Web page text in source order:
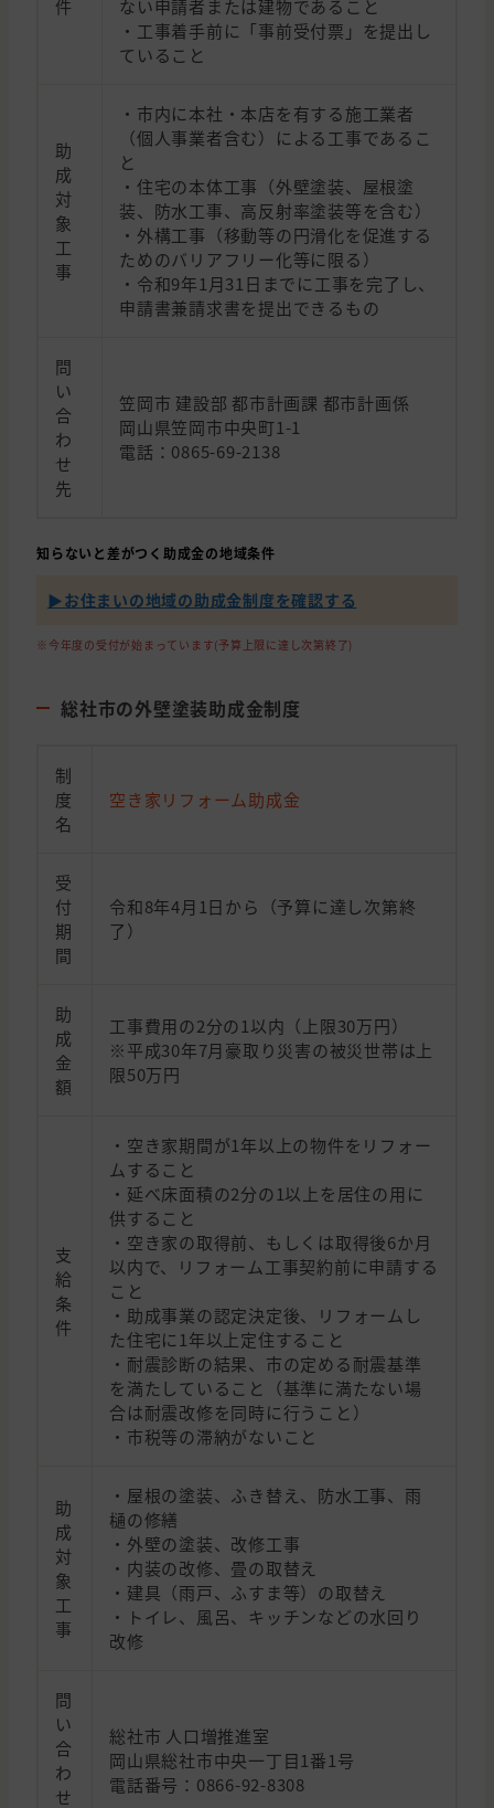
件
ない申請者または建物であること
・工事着手前に「事前受付票」を提出し
ていること
助
成
対
象
工
事
・市内に本社・本店を有する施工業者
（個人事業者含む）による工事であるこ
と
・住宅の本体工事（外壁塗装、屋根塗
装、防水工事、高反射率塗装等を含む）
・外構工事（移動等の円滑化を促進する
ためのバリアフリー化等に限る）
・令和9年1月31日までに工事を完了し、
申請書兼請求書を提出できるもの
問
い
合
わ
せ
先
笠岡市 建設部 都市計画課 都市計画係
岡山県笠岡市中央町1-1
電話：0865-69-2138
知らないと差がつく助成金の地域条件
▶︎お住まいの地域の助成金制度を確認する
※今年度の受付が始まっています(予算上限に達し次第終了)
総社市の外壁塗装助成金制度
制
度
名
空き家リフォーム助成金
受
付
期
間
令和8年4月1日から（予算に達し次第終
了）
助
成
金
額
工事費用の2分の1以内（上限30万円）
※平成30年7月豪取り災害の被災世帯は上
限50万円
支
給
条
件
・空き家期間が1年以上の物件をリフォー
ムすること
・延べ床面積の2分の1以上を居住の用に
供すること
・空き家の取得前、もしくは取得後6か月
以内で、リフォーム工事契約前に申請する
こと
・助成事業の認定決定後、リフォームし
た住宅に1年以上定住すること
・耐震診断の結果、市の定める耐震基準
を満たしていること（基準に満たない場
合は耐震改修を同時に行うこと）
・市税等の滞納がないこと
助
成
対
象
工
事
・屋根の塗装、ふき替え、防水工事、雨
樋の修繕
・外壁の塗装、改修工事
・内装の改修、畳の取替え
・建具（雨戸、ふすま等）の取替え
・トイレ、風呂、キッチンなどの水回り
改修
問
い
合
わ
せ
総社市 人口増推進室
岡山県総社市中央一丁目1番1号
電話番号：0866-92-8308